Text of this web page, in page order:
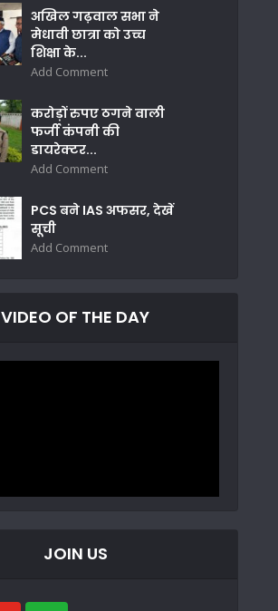
अखिल गढ़वाल सभा ने
मेधावी छात्रा को उच्च
शिक्षा के...
Add Comment
करोड़ों रुपए ठगने वाली
फर्जी कंपनी की
डायरेक्टर...
Add Comment
PCS बने IAS अफसर, देखें
सूची
Add Comment
VIDEO OF THE DAY
JOIN US